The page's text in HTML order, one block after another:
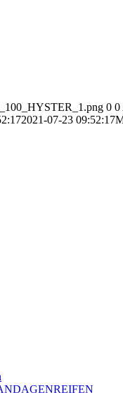
0 0
2021-07-23 09:52:17